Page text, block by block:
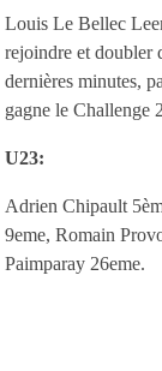
Louis Le Bellec
rejoindre et doubler
dernières minutes,
gagne le Challenge
U23:
Adrien Chipault
9eme, Romain
Paimparay 26eme.